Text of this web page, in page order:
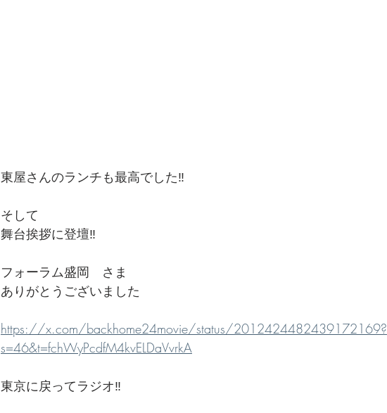
東屋さんのランチも最高でした‼️
そして
舞台挨拶に登壇‼️
フォーラム盛岡　さま
ありがとうございました
https://x.com/backhome24movie/status/2012424482439172169?
s=46&t=fchWyPcdfM4kvELDaVvrkA
東京に戻ってラジオ‼️